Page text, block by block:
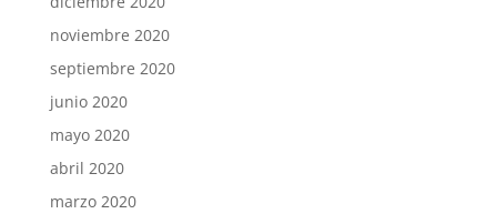
noviembre 2020
septiembre 2020
junio 2020
mayo 2020
abril 2020
marzo 2020